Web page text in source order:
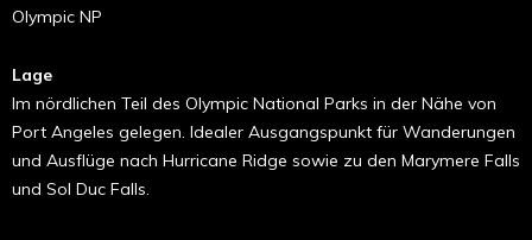
Olympic NP
Lage
Im nördlichen Teil des Olympic National Parks in der Nähe von
Port Angeles gelegen. Idealer Ausgangspunkt für Wanderungen
und Ausflüge nach Hurricane Ridge sowie zu den Marymere Falls
und Sol Duc Falls.